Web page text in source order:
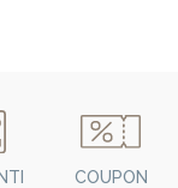
COUPON